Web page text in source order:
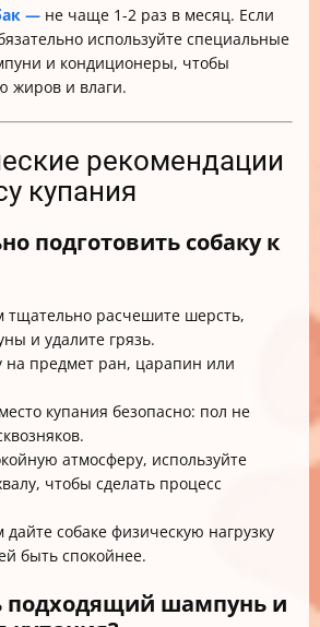
— не чаще 1-2 раз в месяц. Если
используйте специальные
и кондиционеры, чтобы
жиров и влаги.
рекомендации
купания
подготовить собаку к
тщательно расчешите шерсть,
и удалите грязь.
на предмет ран, царапин или
купания безопасно: пол не
атмосферу, используйте
чтобы сделать процесс
собаке физическую нагрузку
быть спокойнее.
подходящий шампунь и